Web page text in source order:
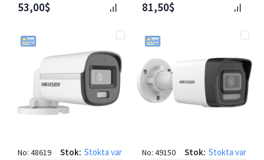
53,00$ 81,50$
No: 48619 Stok: Stokta var No: 49150 Stok: Stokta var